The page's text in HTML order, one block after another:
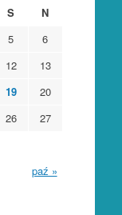
S N
paź »
5
6
12
13
19
20
26
27